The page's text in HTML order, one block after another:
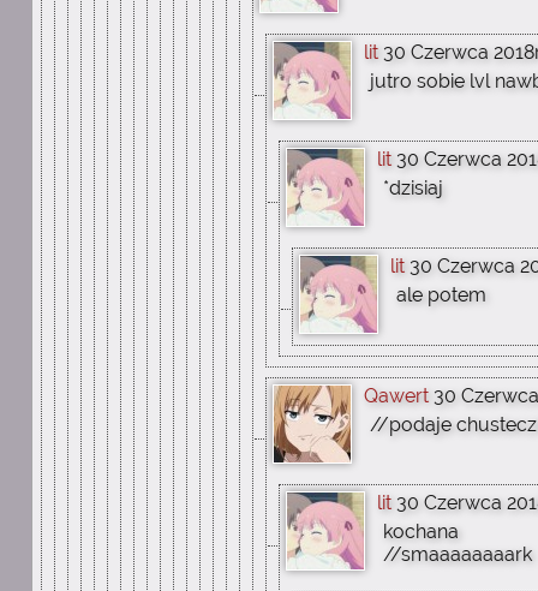
lit 30 Czerwca
jutro sobie lvl
lit 30 Czerwca
*dzisiaj
lit 30 Czerwca
ale potem
Qawert 30
//podaje
lit 30 Czerwca
kochana
//smaaaaaaaark